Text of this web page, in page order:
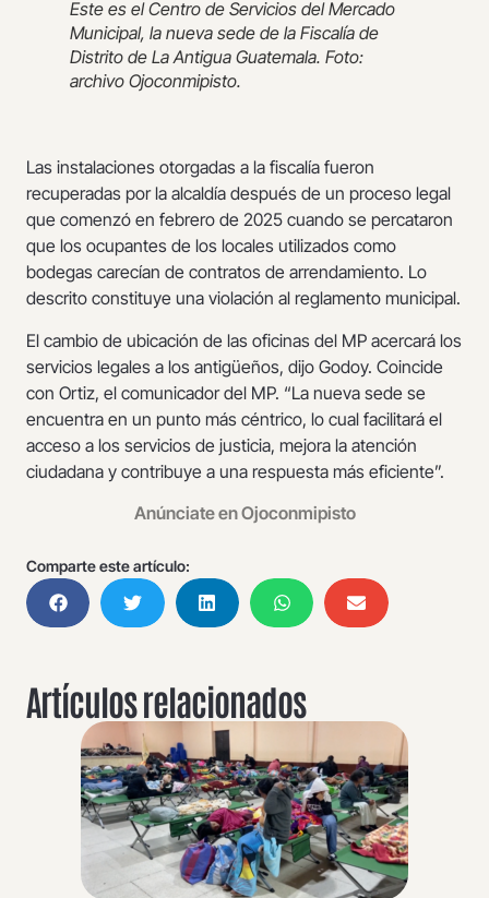
Este es el Centro de Servicios del Mercado
Municipal, la nueva sede de la Fiscalía de
Distrito de La Antigua Guatemala. Foto:
archivo Ojoconmipisto.
Las instalaciones otorgadas a la fiscalía fueron
recuperadas por la alcaldía después de un proceso legal
que comenzó en febrero de 2025 cuando se percataron
que los ocupantes de los locales utilizados como
bodegas carecían de contratos de arrendamiento. Lo
descrito constituye una violación al reglamento municipal.
El cambio de ubicación de las oficinas del MP acercará los
servicios legales a los antigüeños, dijo Godoy. Coincide
con Ortiz, el comunicador del MP. “La nueva sede se
encuentra en un punto más céntrico, lo cual facilitará el
acceso a los servicios de justicia, mejora la atención
ciudadana y contribuye a una respuesta más eficiente”.
Anúnciate en Ojoconmipisto
Comparte este artículo:
Artículos relacionados